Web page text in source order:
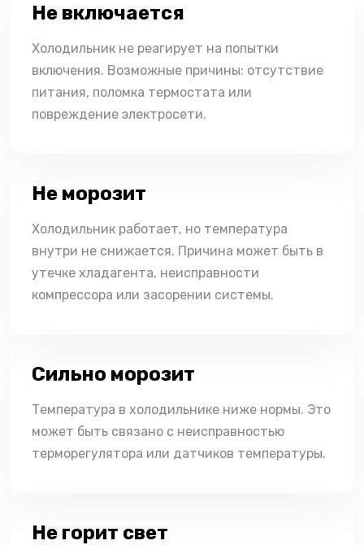
Не включается
Холодильник не реагирует на попытки
включения. Возможные причины: отсутствие
питания, поломка термостата или
повреждение электросети.
Не морозит
Холодильник работает, но температура
внутри не снижается. Причина может быть в
утечке хладагента, неисправности
компрессора или засорении системы.
Сильно морозит
Температура в холодильнике ниже нормы. Это
может быть связано с неисправностью
терморегулятора или датчиков температуры.
Не горит свет